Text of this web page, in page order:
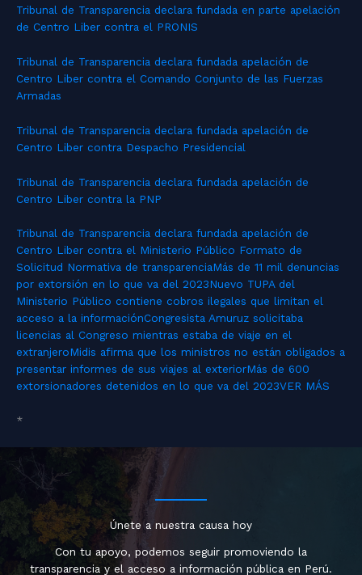
Tribunal de Transparencia declara fundada en parte apelación
de Centro Liber contra el PRONIS
Tribunal de Transparencia declara fundada apelación de
Centro Liber contra el Comando Conjunto de las Fuerzas
Armadas
Tribunal de Transparencia declara fundada apelación de
Centro Liber contra Despacho Presidencial
Tribunal de Transparencia declara fundada apelación de
Centro Liber contra la PNP
Tribunal de Transparencia declara fundada apelación de
Centro Liber contra el Ministerio Público Formato de
Solicitud Normativa de transparenciaMás de 11 mil denuncias
por extorsión en lo que va del 2023Nuevo TUPA del
Ministerio Público contiene cobros ilegales que limitan el
acceso a la informaciónCongresista Amuruz solicitaba
licencias al Congreso mientras estaba de viaje en el
extranjeroMidis afirma que los ministros no están obligados a
presentar informes de sus viajes al exteriorMás de 600
extorsionadores detenidos en lo que va del 2023VER MÁS
*
Únete a nuestra causa hoy
Con tu apoyo, podemos seguir promoviendo la
transparencia y el acceso a información pública en Perú.